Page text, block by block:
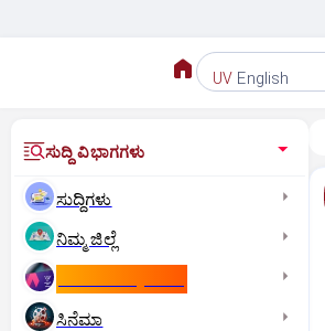
UV English
ಸುದ್ದಿ ವಿಭಾಗಗಳು
ಸುದ್ದಿಗಳು
ನಿಮ್ಮ ಜಿಲ್ಲೆ
ಸಿನೆಮಾ